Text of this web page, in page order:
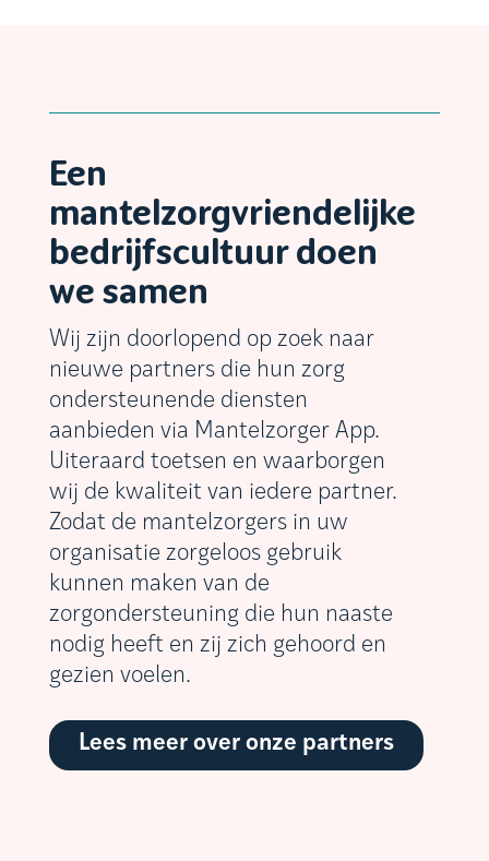
Een
mantelzorgvriendelijke
bedrijfscultuur doen
we samen
Wij zijn doorlopend op zoek naar
nieuwe partners die hun zorg
ondersteunende diensten
aanbieden via Mantelzorger App.
Uiteraard toetsen en waarborgen
wij de kwaliteit van iedere partner.
Zodat de mantelzorgers in uw
organisatie zorgeloos gebruik
kunnen maken van de
zorgondersteuning die hun naaste
nodig heeft en zij zich gehoord en
gezien voelen.
Lees meer over onze partners